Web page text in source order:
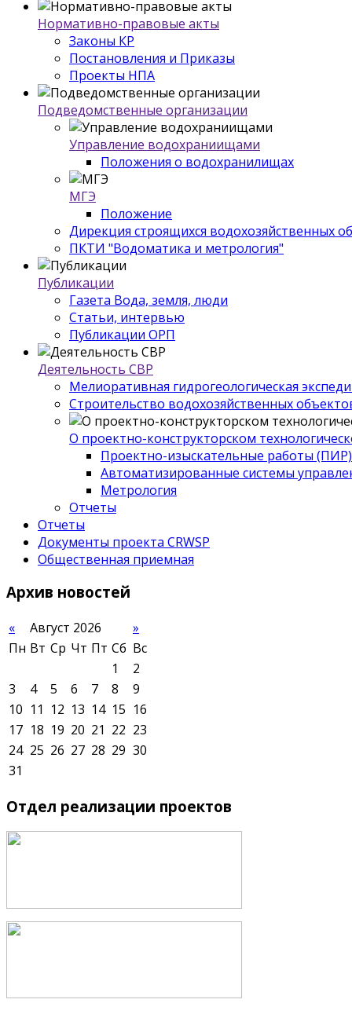
Нормативно-правовые акты
Законы КР
Постановления и Приказы
Проекты НПА
Подведомственные организации
Управление водохраниищами
Положения о водохранилищах
МГЭ
Положение
Дирекция строящихся водохозяйственных
ПКТИ "Водоматика и метрология"
Публикации
Газета Вода, земля, люди
Статьи, интервью
Публикации ОРП
Деятельность СВР
Мелиоративная гидрогеологическая
Строительство водохозяйственных
О проектно-конструкторском
Проектно-изыскательные работы (ПИР)
Автоматизированные системы
Метрология
Отчеты
Отчеты
Документы проекта CRWSP
Общественная приемная
Архив новостей
« Август 2026
»
Пн Вт Ср Чт Пт Сб Вс
1
2
3
4 5 6 7 8
9
10 11 12 13 14 15 16
17 18 19 20 21 22 23
24 25 26 27 28 29 30
31
Отдел реализации проектов